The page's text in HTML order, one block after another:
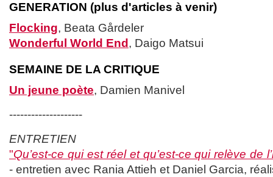
GENERATION (plus d'articles à venir)
Flocking, Beata Gårdeler
Wonderful World End , Daigo Matsui
SEMAINE DE LA CRITIQUE
Un jeune poète, Damien Manivel
--------------------
ENTRETIEN
"Qu’est-ce qui est réel et qu’est-ce qui relève de
- entretien avec Rania Attieh et Daniel Garcia,